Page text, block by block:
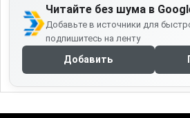
Читайте без шума в
Добавьте в источники для
подпишитесь на ленту
Добавить